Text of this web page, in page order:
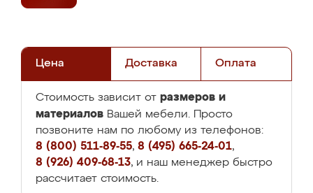
Цена Доставка Оплата
Стоимость зависит от размеров и
материалов Вашей мебели. Просто
позвоните нам по любому из телефонов:
8 (800) 511-89-55, 8 (495) 665-24-01,
8 (926) 409-68-13, и наш менеджер быстро
рассчитает стоимость.